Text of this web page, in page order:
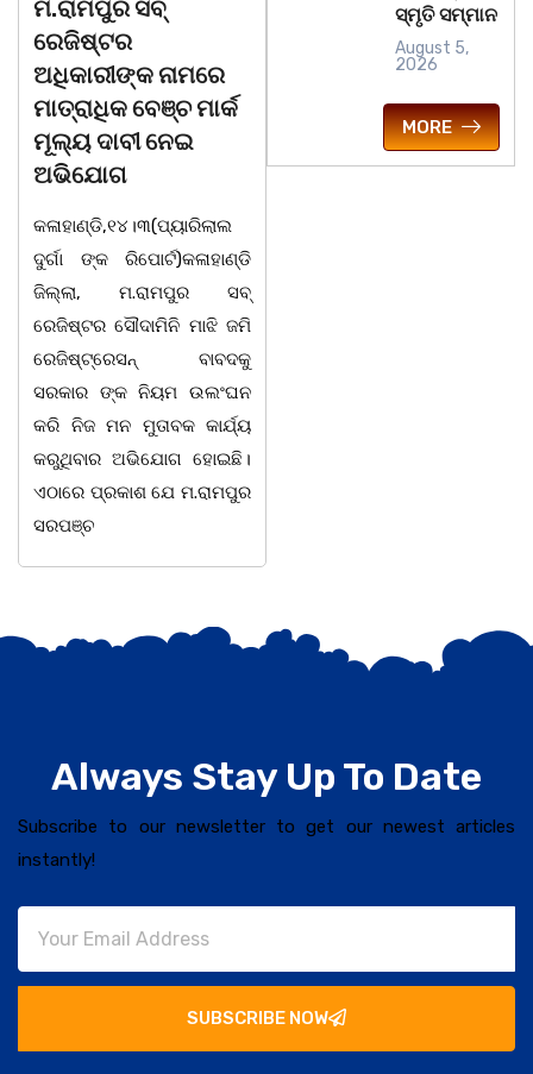
ସବ୍
ନାମରେ
ବେଞ୍ଚ ମାର୍କ
ଦାବୀ ନେଇ
ଙ୍କ ରିପୋର୍ଟ)କଳାହାଣ୍ଡି
ମ.ରାମପୁର ସବ୍
ସୌଦାମିନି ମାଝି ଜମି
ବାବଦକୁ
ଙ୍କ ନିୟମ ଉଲଂଘନ
ମନ ମୁତାବକ କାର୍ଯ୍ୟ
ଅଭିଯୋଗ ହୋଇଛି।
ପ୍ରକାଶ ଯେ ମ.ରାମପୁର
ଚିତାବାଘ ର ନଖ ଜବତ
ତିନି ଯୁବକ ଗିରଫ ଓ
କଳାହାଣ୍ଡି,୧୪|୩(ପ୍ୟାରିଲାଲ
ସମ୍ପର୍କରେ କୌଣସି ସୂତ୍ରରୁ
ସୂଚନା ପାଇ କଳାହାଣ୍ଡି ଉତ୍ତର
ବନଖଣ୍ଡ ଅଧୀନ କେଗାଁ ରେଞ୍ଜର
ବନ କର୍ମଚାରୀ ମାନେ ଗରଗାବ
ସେକ୍ସନ ଅଧୀନ କାନ୍ଦୁଲଝର
ସ୍ମୃତି ସମ୍ମାନ
August 5,
2026
MORE
Always Stay Up To Date
Subscribe to our newsletter to get our newest articles
instantly!
SUBSCRIBE NOW